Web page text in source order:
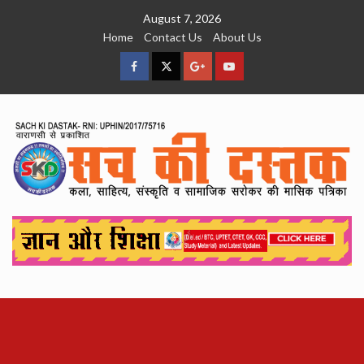
August 7, 2026
Home
Contact Us About Us
facebookTwitterGoogleYouTube